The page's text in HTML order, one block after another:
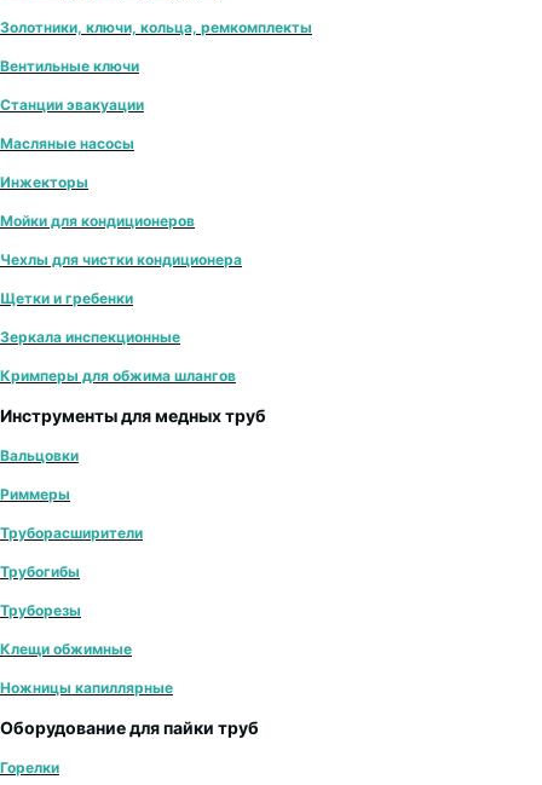
Золотники, ключи, кольца, ремкомплекты
Вентильные ключи
Станции эвакуации
Масляные насосы
Инжекторы
Мойки для кондиционеров
Чехлы для чистки кондиционера
Щетки и гребенки
Зеркала инспекционные
Кримперы для обжима шлангов
Инструменты для медных труб
Вальцовки
Риммеры
Труборасширители
Трубогибы
Труборезы
Клещи обжимные
Ножницы капиллярные
Оборудование для пайки труб
Горелки